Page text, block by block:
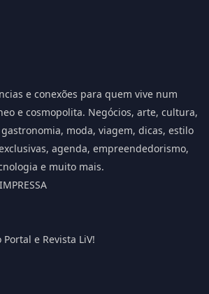
e conexões para quem vive num
e cosmopolita. Negócios, arte, cultura,
moda, viagem, dicas, estilo
agenda, empreendedorismo,
e muito mais.
e Revista LiV!